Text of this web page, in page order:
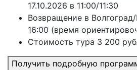
17.10.2026 в 11:00/11:30
Возвращение в
16:00 (время
Стоимость тура 3 200
Получить подробную